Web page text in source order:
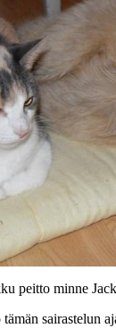
peitto minne
sairastelun